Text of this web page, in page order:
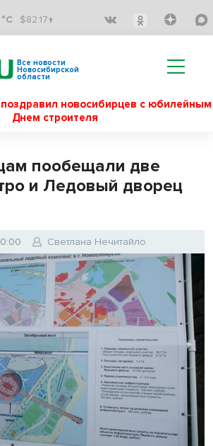
$82.17↑
Все новости
Новосибирской
области
новосибирцев с юбилейным
Днем строителя
пообещали две
и Ледовый дворец
Светлана Нечитайло